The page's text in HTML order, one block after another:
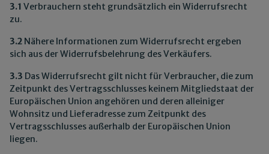
3.1 Verbrauchern steht grundsätzlich ein Widerrufsrecht
zu.
3.2 Nähere Informationen zum Widerrufsrecht ergeben
sich aus der Widerrufsbelehrung des Verkäufers.
3.3 Das Widerrufsrecht gilt nicht für Verbraucher, die zum
Zeitpunkt des Vertragsschlusses keinem Mitgliedstaat der
Europäischen Union angehören und deren alleiniger
Wohnsitz und Lieferadresse zum Zeitpunkt des
Vertragsschlusses außerhalb der Europäischen Union
liegen.